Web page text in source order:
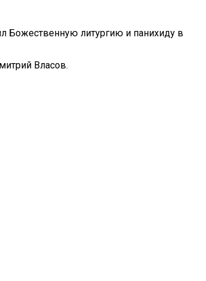
Божественную литургию и панихиду в
Власов.